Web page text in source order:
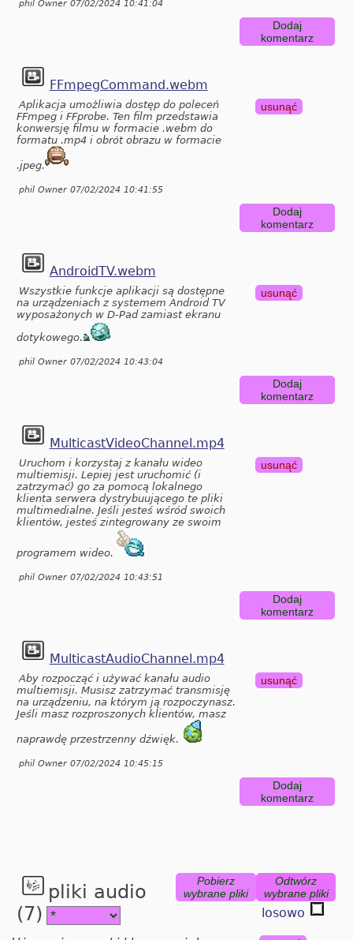
phil Owner 07/02/2024 10:41:04
Dodaj
komentarz
FFmpegCommand.webm
Aplikacja umożliwia dostęp do poleceń
FFmpeg i FFprobe. Ten film przedstawia
konwersję filmu w formacie .webm do
formatu .mp4 i obrót obrazu w formacie
.jpeg.
phil Owner 07/02/2024 10:41:55
usunąć
Dodaj
komentarz
AndroidTV.webm
Wszystkie funkcje aplikacji są dostępne
na urządzeniach z systemem Android TV
wyposażonych w D-Pad zamiast ekranu
dotykowego.
phil Owner 07/02/2024 10:43:04
usunąć
Dodaj
komentarz
MulticastVideoChannel.mp4
Uruchom i korzystaj z kanału wideo
multiemisji. Lepiej jest uruchomić (i
zatrzymać) go za pomocą lokalnego
klienta serwera dystrybuującego te pliki
multimedialne. Jeśli jesteś wśród swoich
klientów, jesteś zintegrowany ze swoim
programem wideo.
phil Owner 07/02/2024 10:43:51
usunąć
Dodaj
komentarz
MulticastAudioChannel.mp4
Aby rozpocząć i używać kanału audio
multiemisji. Musisz zatrzymać transmisję
na urządzeniu, na którym ją rozpoczynasz.
Jeśli masz rozproszonych klientów, masz
naprawdę przestrzenny dźwięk.
phil Owner 07/02/2024 10:45:15
usunąć
Dodaj
komentarz
pliki audio
(7)
Odtwórz
wybrane pliki
losowo
Pobierz
wybrane pliki